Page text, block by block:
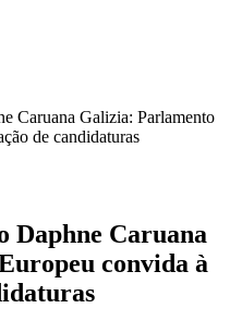
Caruana Galizia: Parlamento
de candidaturas
Daphne Caruana
convida à